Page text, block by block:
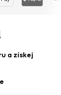
a získej